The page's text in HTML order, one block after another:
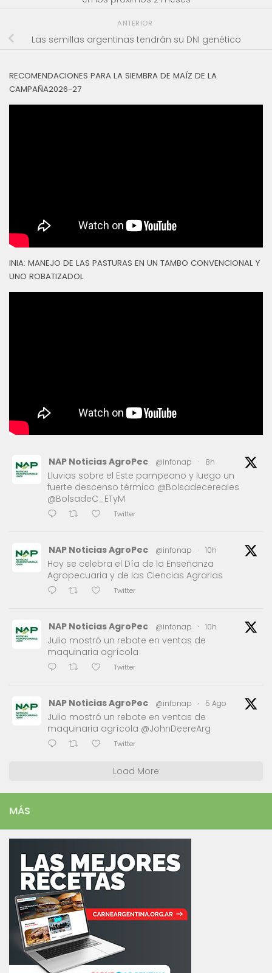
ANTERIOR
Las semillas argentinas tendrán su DNI genético
RECOMENDACIONES PARA LA SIEMBRA DE MAÍZ DE LA
CAMPAÑA2026-27
INIA: MANEJO DE LAS PASTURAS EN UN TAMBO CONVENCIONAL Y
UNO ROBATIZADOL
NAP Noticias AgroPec @infonap · 8h
Lluvias sobre el Este pampeano y luego un
fuerte descenso térmico @Bolsadecereales
@BolsadeC_ETyM
Twitter
NAP Noticias AgroPec @infonap · 10h
Hoy se celebra el Día de la Enseñanza
Agropecuaria y de las Ciencias Agrarias
Twitter
NAP Noticias AgroPec @infonap · 10h
Julio mostró un rebote en ventas de
maquinaria agrícola
Twitter
NAP Noticias AgroPec @infonap · 5 Ago
Julio mostró un rebote en ventas de
maquinaria agrícola @JohnDeereArg
Twitter
Load More
MÁS